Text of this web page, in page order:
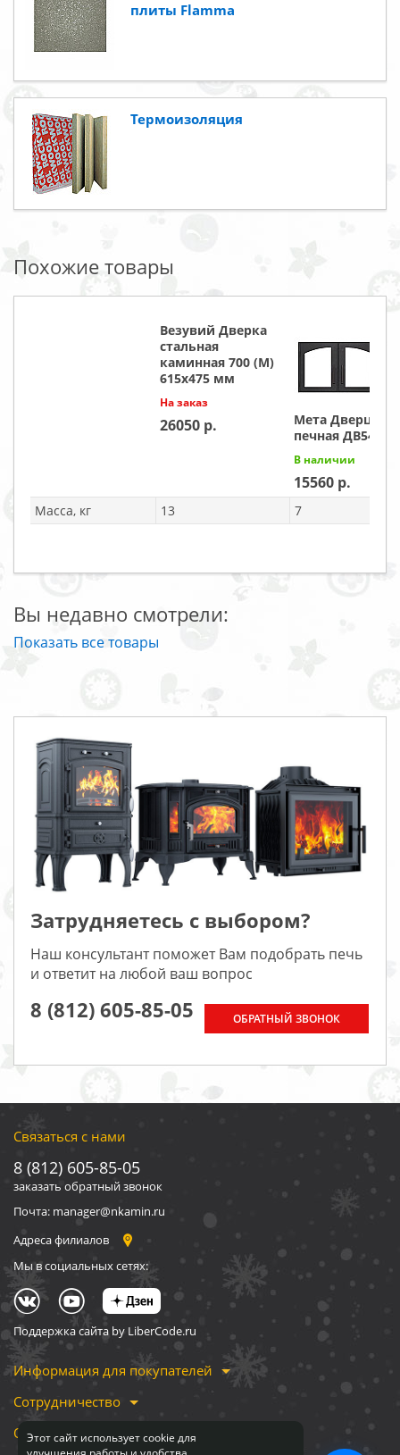
Этот сайт использует cookie для
плиты Flamma
Термоизоляция
Похожие товары
Везувий Дверка
стальная
каминная 700 (М)
615х475 мм
На заказ
26050
Мета Дверца
печная ДВ544-
В наличии
15560
Масса, кг 13 7
Вы недавно смотрели:
Показать все товары
Затрудняетесь с выбором?
Наш консультант поможет Вам подобрать печь
и ответит на любой ваш вопрос
8 (812) 605-85-05 ОБРАТНЫЙ ЗВОНОК
Связаться с нами
8 (812) 605-85-05
заказать обратный звонок
Почта: manager@nkamin.ru
Адреса филиалов
Мы в социальных сетях:
Поддержка сайта by LiberCode.ru
Информация для покупателей
Сотрудничество
О компании